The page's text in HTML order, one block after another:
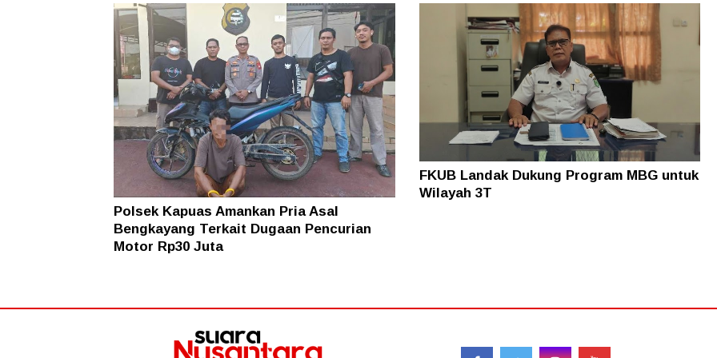
Polsek Kapuas Amankan Pria Asal
Bengkayang Terkait Dugaan Pencurian
Motor Rp30 Juta
FKUB Landak Dukung Program MBG untuk
Wilayah 3T